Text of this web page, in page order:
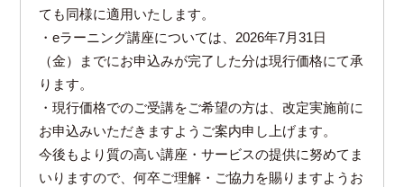
ても同様に適用いたします。
・eラーニング講座については、2026年7月31日
（金）までにお申込みが完了した分は現行価格にて承
ります。
・現行価格でのご受講をご希望の方は、改定実施前に
お申込みいただきますようご案内申し上げます。
今後もより質の高い講座・サービスの提供に努めてま
いりますので、何卒ご理解・ご協力を賜りますようお